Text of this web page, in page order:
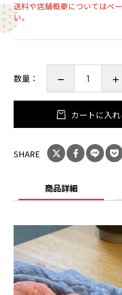
大阪府の高槻市と枚方市
ほとりに在る「鵜殿ヨ
（葦）が取れることから、
文化遺産の雅楽で使う篳
楽器には、この鵜殿のヨ
す。
ヨシは古事記や日本書紀
では世界はヨシから始まっ
マシアシカビヒコジ（ 宇
という神さまの名前がつい
られており、神社の屋根
の破魔矢、チマキなどに
このふきんは、鵜殿ヨシ
活動の一部として作成しま
鵜殿のヨシふきんを通じ
技術や自然環境、鵜殿の
送料や店舗概要についてはペ
い。
数量：
カートに入れ
SHARE
商品詳細